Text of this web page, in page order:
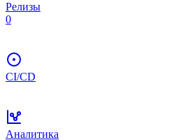
Релизы
0
CI/CD
Аналитика